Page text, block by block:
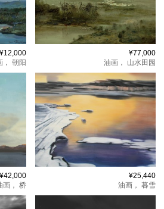
¥12,000
朝阳
¥77,000
油画，
山水田园
¥42,000
画， 桥
¥25,440
油画， 暮雪